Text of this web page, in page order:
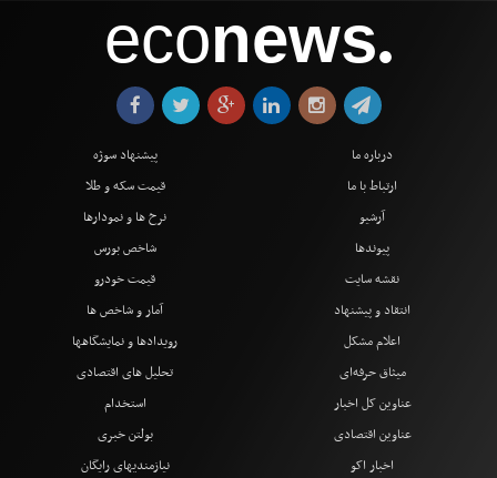
econews●
درباره ما
ارتباط با ما
آرشیو
پیوندها
نقشه سایت
انتقاد و پیشنهاد
اعلام مشکل
میثاق حرفه‌ای
پیشنهاد سوژه
قیمت سکه و طلا
نرخ ها و نمودارها
شاخص بورس
قیمت خودرو
آمار و شاخص ها
رویدادها و نمایشگاهها
تحلیل های اقتصادی
عناوین کل اخبار
عناوین اقتصادی
اخبار اکو
استخدام
بولتن خبری
نیازمندیهای رایگان